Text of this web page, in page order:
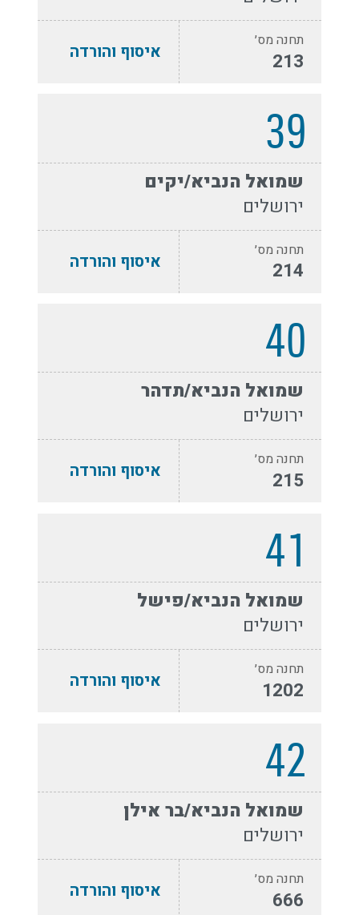
תחנה מס׳
213 איסוף והורדה
39
שמואל הנביא/יקים
ירושלים
תחנה מס׳
214 איסוף והורדה
40
שמואל הנביא/תדהר
ירושלים
תחנה מס׳
215 איסוף והורדה
41
שמואל הנביא/פישל
ירושלים
תחנה מס׳
1202 איסוף והורדה
42
שמואל הנביא/בר אילן
ירושלים
תחנה מס׳
666 איסוף והורדה